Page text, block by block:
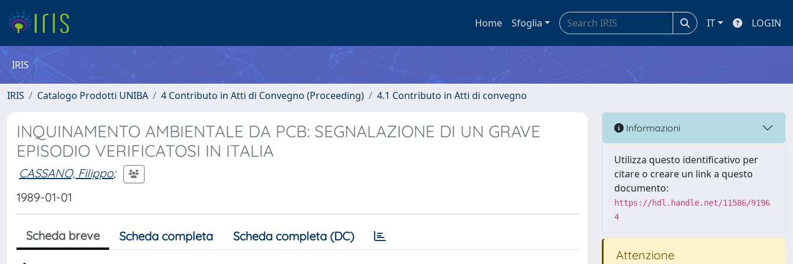
Home Sfoglia IT LOGIN
IRIS
IRIS Catalogo Prodotti UNIBA 4 Contributo in Atti di Convegno (Proceeding) 4.1 Contributo in Atti di convegno
INQUINAMENTO AMBIENTALE DA PCB: SEGNALAZIONE DI UN GRAVE
EPISODIO VERIFICATOSI IN ITALIA
CASSANO, Filippo;
1989-01-01
Scheda breve Scheda completa Scheda completa (DC)
Informazioni
Utilizza questo identificativo per
citare o creare un link a questo
documento:
https://hdl.handle.net/11586/9196
4
Attenzione